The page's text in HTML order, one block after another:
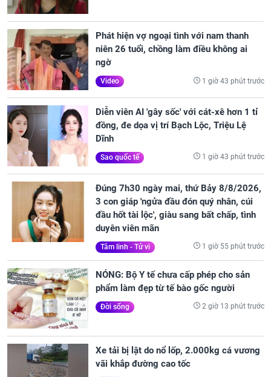
Phát hiện vợ ngoại tình với nam thanh
niên 26 tuổi, chồng làm điều không ai
ngờ
Video 1 giờ 43 phút trước
Diễn viên AI 'gây sốc' với cát-xê hơn 1 tỉ
đồng, đe dọa vị trí Bạch Lộc, Triệu Lệ
Dĩnh
Sao quốc tế 1 giờ 43 phút trước
Đúng 7h30 ngày mai, thứ Bảy 8/8/2026,
3 con giáp 'ngửa đầu đón quý nhân, cúi
đầu hốt tài lộc', giàu sang bất chấp, tình
duyên viên mãn
Tâm linh - Tử vi 1 giờ 55 phút trước
NÓNG: Bộ Y tế chưa cấp phép cho sản
phẩm làm đẹp từ tế bào gốc người
Đời sống 2 giờ 13 phút trước
Xe tải bị lật do nổ lốp, 2.000kg cá vương
vãi khắp đường cao tốc